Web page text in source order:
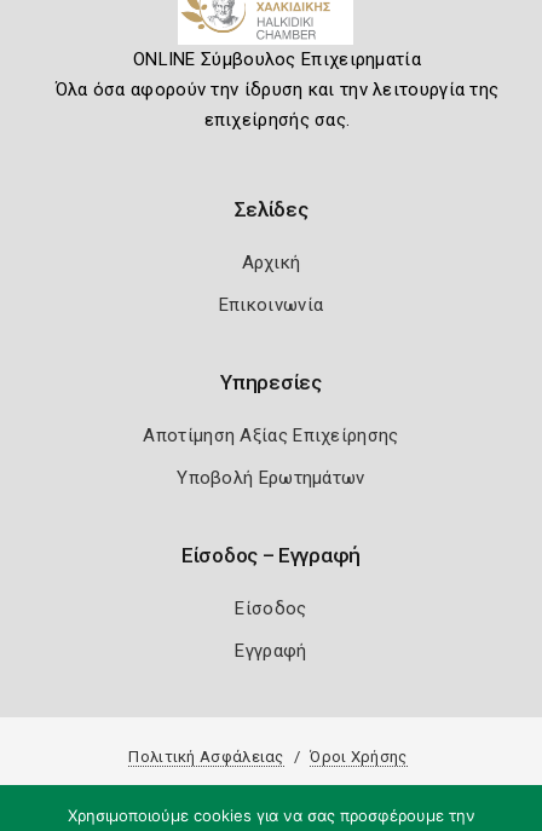
ONLINE Σύμβουλος Επιχειρηματία
Όλα όσα αφορούν την ίδρυση και την λειτουργία της
επιχείρησής σας.
Σελίδες
Αρχική
Επικοινωνία
Υπηρεσίες
Αποτίμηση Αξίας Επιχείρησης
Υποβολή Ερωτημάτων
Είσοδος – Εγγραφή
Είσοδος
Εγγραφή
Πολιτική Ασφάλειας Όροι Χρήσης
Χρησιμοποιούμε cookies για να σας προσφέρουμε την